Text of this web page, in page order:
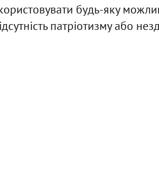
будь-яку
патріотизму або